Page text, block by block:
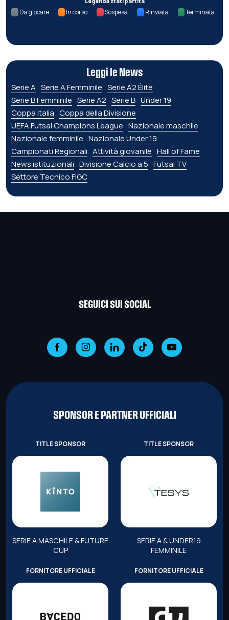
Da giocare In corso Sospesa Rinviata Terminata
Leggi le News
Serie A Serie A Femminile Serie A2 Élite
Serie B Femminile Serie A2 Serie B Under 19
Coppa Italia Coppa della Divisione
UEFA Futsal Champions League Nazionale maschile
Nazionale femminile Nazionale Under 19
Campionati Regionali Attività giovanile Hall of Fame
News istituzionali Divisione Calcio a 5 Futsal TV
Settore Tecnico FIGC
SEGUICI SUI SOCIAL
SPONSOR E PARTNER UFFICIALI
TITLE SPONSOR
SERIE A MASCHILE & FUTURE
CUP
TITLE SPONSOR
SERIE A & UNDER19
FEMMINILE
FORNITORE UFFICIALE FORNITORE UFFICIALE